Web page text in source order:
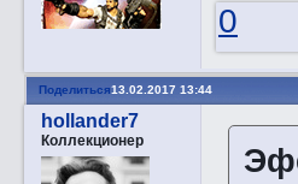
0
Поделиться13.02.2017 13:44
hollander7
Коллекционер